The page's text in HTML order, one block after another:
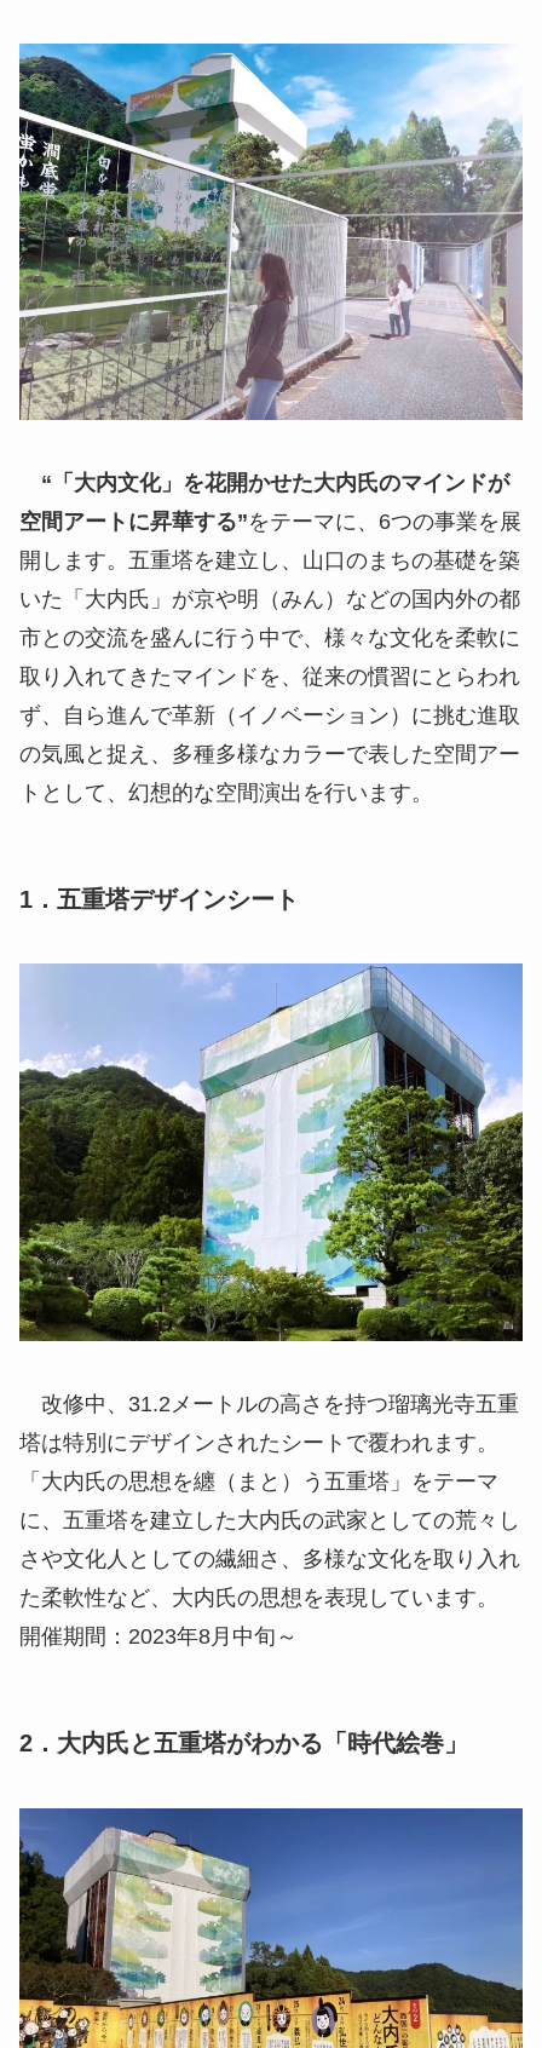
“「大内文化」を花開かせた大内氏のマインドが
空間アートに昇華する”をテーマに、6つの事業を展
開します。五重塔を建立し、山口のまちの基礎を築
いた「大内氏」が京や明（みん）などの国内外の都
市との交流を盛んに行う中で、様々な文化を柔軟に
取り入れてきたマインドを、従来の慣習にとらわれ
ず、自ら進んで革新（イノベーション）に挑む進取
の気風と捉え、多種多様なカラーで表した空間アー
トとして、幻想的な空間演出を行います。
1．五重塔デザインシート
改修中、31.2メートルの高さを持つ瑠璃光寺五重
塔は特別にデザインされたシートで覆われます。
「大内氏の思想を纏（まと）う五重塔」をテーマ
に、五重塔を建立した大内氏の武家としての荒々し
さや文化人としての繊細さ、多様な文化を取り入れ
た柔軟性など、大内氏の思想を表現しています。
開催期間：2023年8月中旬～
2．大内氏と五重塔がわかる「時代絵巻」